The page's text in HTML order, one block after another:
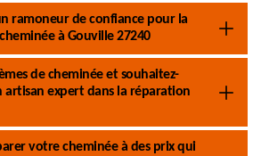
ramoneur de confiance pour la
à Gouville 27240
de cheminée et souhaitez-
artisan expert dans la réparation
votre cheminée à des prix qui